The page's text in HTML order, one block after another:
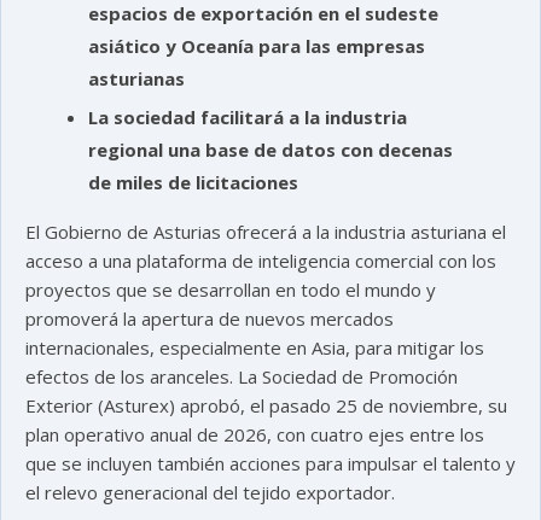
espacios de exportación en el sudeste
asiático y Oceanía para las empresas
asturianas
La sociedad facilitará a la industria
regional una base de datos con decenas
de miles de licitaciones
El Gobierno de Asturias ofrecerá a la industria asturiana el
acceso a una plataforma de inteligencia comercial con los
proyectos que se desarrollan en todo el mundo y
promoverá la apertura de nuevos mercados
internacionales, especialmente en Asia, para mitigar los
efectos de los aranceles. La Sociedad de Promoción
Exterior (Asturex) aprobó, el pasado 25 de noviembre, su
plan operativo anual de 2026, con cuatro ejes entre los
que se incluyen también acciones para impulsar el talento y
el relevo generacional del tejido exportador.